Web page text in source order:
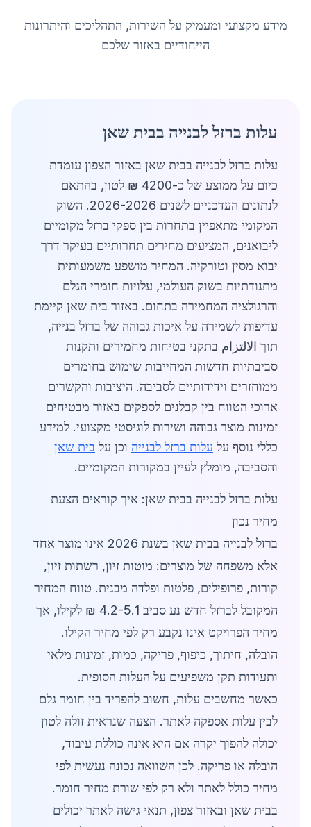
מידע מקצועי ומעמיק על השירות, התהליכים והיתרונות
הייחודיים באזור שלכם
עלות ברזל לבנייה בבית שאן
עלות ברזל לבנייה בבית שאן באזור הצפון עומדת
כיום על ממוצע של כ-4200 ₪ לטון, בהתאם
לנתונים העדכניים לשנים 2026-2026. השוק
המקומי מתאפיין בתחרות בין ספקי ברזל מקומיים
ליבואנים, המציעים מחירים תחרותיים בעיקר דרך
יבוא מסין וטורקיה. המחיר מושפע משמעותית
מתנודתיות בשוק העולמי, עלויות חומרי הגלם
והרגולציה המחמירה בתחום. באזור בית שאן קיימת
עדיפות לשמירה על איכות גבוהה של ברזל בנייה,
תוך الالتزام בתקני בטיחות מחמירים ותקנות
סביבתיות חדשות המחייבות שימוש בחומרים
ממוחזרים וידידותיים לסביבה. היציבות והקשרים
ארוכי הטווח בין קבלנים לספקים באזור מבטיחים
זמינות מוצר גבוהה ושירות לוגיסטי מקצועי. למידע
כללי נוסף על עלות ברזל לבנייה וכן על בית שאן
והסביבה, מומלץ לעיין במקורות המקומיים.
עלות ברזל לבנייה בבית שאן: איך קוראים הצעת
מחיר נכון
ברזל לבנייה בבית שאן בשנת 2026 אינו מוצר אחד
אלא משפחה של מוצרים: מוטות זיון, רשתות זיון,
קורות, פרופילים, פלטות ופלדה מבנית. טווח המחיר
המקובל לברזל חדש נע סביב 4.2-5.1 ₪ לקילו, אך
מחיר הפרויקט אינו נקבע רק לפי מחיר הקילו.
הובלה, חיתוך, כיפוף, פריקה, כמות, זמינות מלאי
ותעודות תקן משפיעים על העלות הסופית.
כאשר מחשבים עלות, חשוב להפריד בין חומר גלם
לבין עלות אספקה לאתר. הצעה שנראית זולה לטון
יכולה להפוך יקרה אם היא אינה כוללת עיבוד,
הובלה או פריקה. לכן השוואה נכונה נעשית לפי
מחיר כולל לאתר ולא רק לפי שורת מחיר חומר.
בבית שאן ובאזור צפון, תנאי גישה לאתר יכולים